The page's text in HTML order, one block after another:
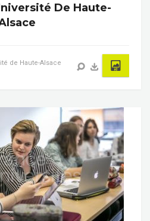
De Haute-
de Haute-Alsace